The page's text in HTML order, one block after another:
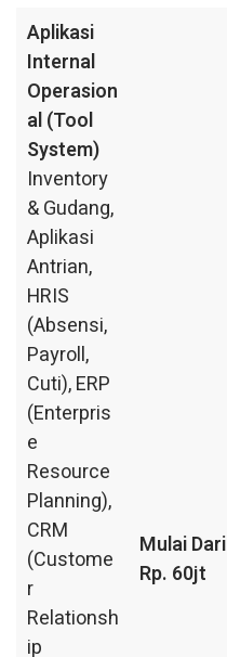
Aplikasi
Internal
Operasion
al (Tool
System)
Inventory
& Gudang,
Aplikasi
Antrian,
HRIS
(Absensi,
Payroll,
Cuti), ERP
(Enterpris
e
Resource
Planning),
CRM
(Custome
r
Relationsh
ip
Mulai Dari
Rp. 60jt